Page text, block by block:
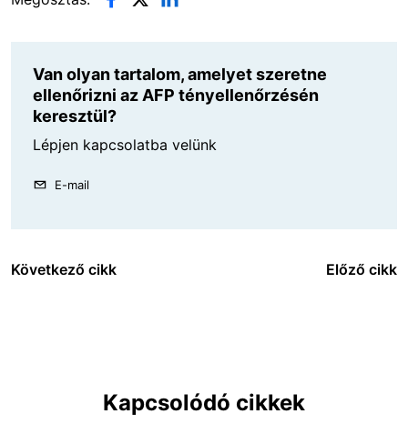
Van olyan tartalom, amelyet szeretne
ellenőrizni az AFP tényellenőrzésén
keresztül?
Lépjen kapcsolatba velünk
E-mail
Következő cikk Előző cikk
Kapcsolódó cikkek